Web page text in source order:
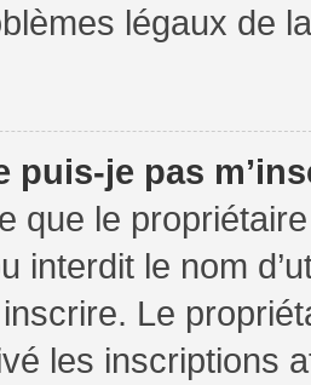
légaux de
puis-je pas
que le
interdit le nom
Le
les inscriptions